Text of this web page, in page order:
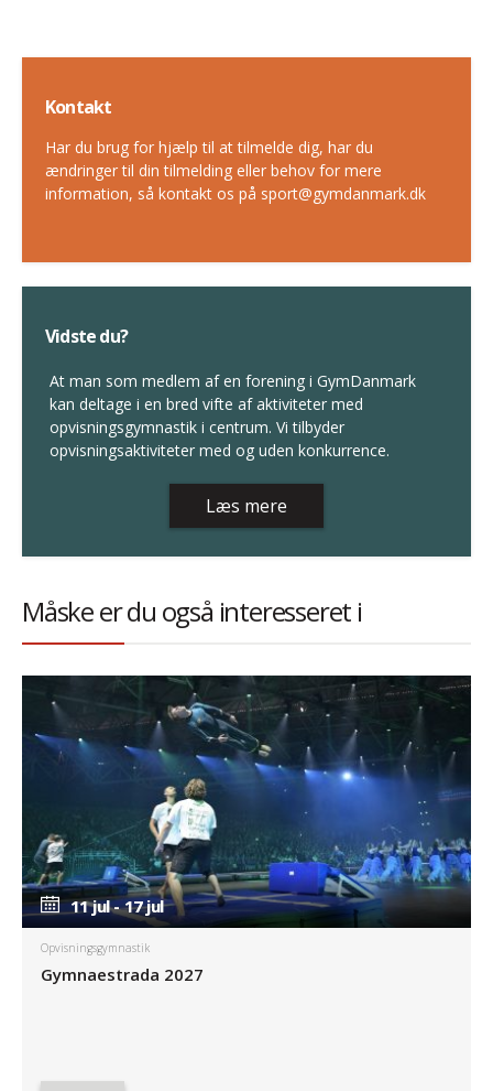
Kontakt
Har du brug for hjælp til at tilmelde dig, har du
ændringer til din tilmelding eller behov for mere
information, så kontakt os på sport@gymdanmark.dk
Vidste du?
At man som medlem af en forening i GymDanmark
kan deltage i en bred vifte af aktiviteter med
opvisningsgymnastik i centrum. Vi tilbyder
opvisningsaktiviteter med og uden konkurrence.
Læs mere
Måske er du også interesseret i
11 jul - 17 jul
11 jul - 17 jul
Opvisningsgymnastik
Gymnaestrada 2027